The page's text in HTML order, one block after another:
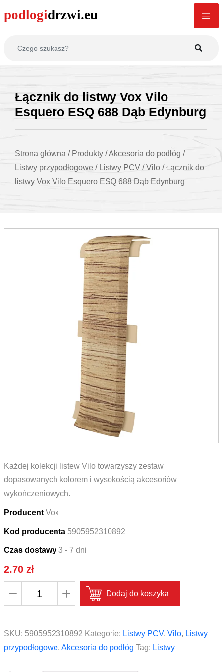
Łącznik do listwy Vox Vilo
Esquero ESQ 688 Dąb Edynburg
Strona główna / Produkty /Akcesoria do podłóg /
Listwy przypodłogowe / Listwy PCV /Vilo /Łącznik do
listwy Vox Vilo Esquero ESQ 688 Dąb Edynburg
Każdej kolekcji listew Vilo towarzyszy zestaw
dopasowanych kolorem i wysokością akcesoriów
wykończeniowych.
Producent Vox
Kod producenta 5905952310892
Czas dostawy 3 - 7 dni
2.70 zł
listwy
Dodaj do koszyka
SKU: 5905952310892 Kategorie: Listwy PCV, Vilo, Listwy
przypodłogowe, Akcesoria do podłóg Tag: Listwy